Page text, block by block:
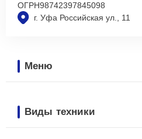
г. Уфа Российская ул., 11
ОГРН98742397845098
Меню
Виды техники